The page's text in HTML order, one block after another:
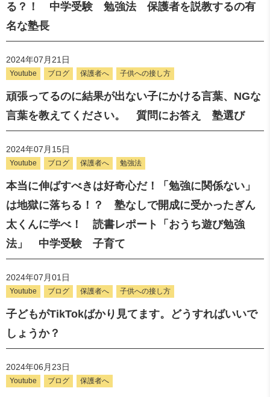
る？！ 中学受験 勉強法 保護者を説教するの有
名な塾長
2024年07月21日
Youtube ブログ 保護者へ 子供への接し方
頑張ってるのに結果が出ない子にかける言葉、NGな
言葉を教えてください。 質問にお答え 塾選び
2024年07月15日
Youtube ブログ 保護者へ 勉強法
本当に伸ばすべきは好奇心だ！「勉強に関係ない」
は地獄に落ちる！？ 塾なしで開成に受かったぎん
太くんに学べ！ 読書レポート「おうち遊び勉強
法」 中学受験 子育て
2024年07月01日
Youtube ブログ 保護者へ 子供への接し方
子どもがTikTokばかり見てます。どうすればいいで
しょうか？
2024年06月23日
Youtube ブログ 保護者へ